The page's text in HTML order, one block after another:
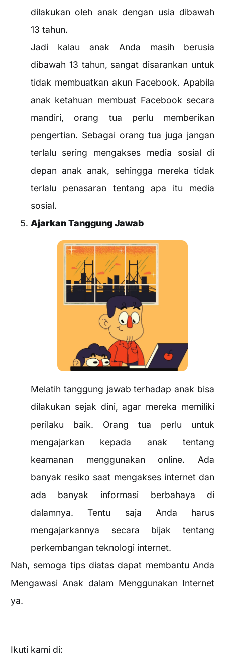
dilakukan oleh anak dengan usia dibawah
13 tahun.
Jadi kalau anak Anda masih berusia
dibawah 13 tahun, sangat disarankan untuk
tidak membuatkan akun Facebook. Apabila
anak ketahuan membuat Facebook secara
mandiri, orang tua perlu memberikan
pengertian. Sebagai orang tua juga jangan
terlalu sering mengakses media sosial di
depan anak anak, sehingga mereka tidak
terlalu penasaran tentang apa itu media
sosial.
Ajarkan Tanggung Jawab
Melatih tanggung jawab terhadap anak bisa
dilakukan sejak dini, agar mereka memiliki
perilaku baik. Orang tua perlu untuk
mengajarkan kepada anak tentang
keamanan menggunakan online. Ada
banyak resiko saat mengakses internet dan
ada banyak informasi berbahaya di
dalamnya. Tentu saja Anda harus
mengajarkannya secara bijak tentang
perkembangan teknologi internet.
Nah, semoga tips diatas dapat membantu Anda
Mengawasi Anak dalam Menggunakan Internet
ya.
Ikuti kami di: